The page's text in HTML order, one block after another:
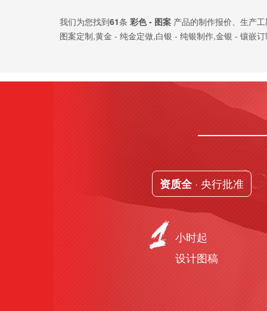
我们为您找到61条 彩色 - 图案 产品的制作报价、生产
图案定制,黄金 - 纯金定做,白银 - 纯银制作,金银 - 镶嵌
资质全· 央行批准
小时起
设计图稿